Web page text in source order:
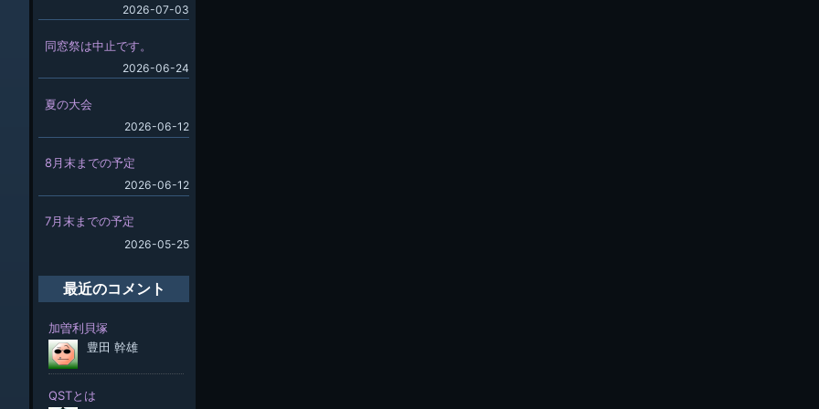
2026-07-03
同窓祭は中止です。
2026-06-24
夏の大会
2026-06-12
8月末までの予定
2026-06-12
7月末までの予定
2026-05-25
最近のコメント